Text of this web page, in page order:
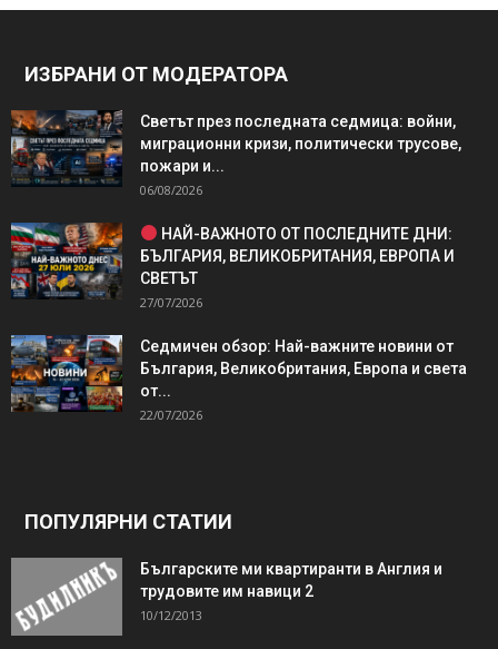
ИЗБРАНИ ОТ МОДЕРАТОРА
Светът през последната седмица: войни,
миграционни кризи, политически трусове,
пожари и...
06/08/2026
НАЙ-ВАЖНОТО ОТ ПОСЛЕДНИТЕ ДНИ:
БЪЛГАРИЯ, ВЕЛИКОБРИТАНИЯ, ЕВРОПА И
СВЕТЪТ
27/07/2026
Седмичен обзор: Най-важните новини от
България, Великобритания, Европа и света
от...
22/07/2026
ПОПУЛЯРНИ СТАТИИ
Българските ми квартиранти в Англия и
трудовите им навици 2
10/12/2013